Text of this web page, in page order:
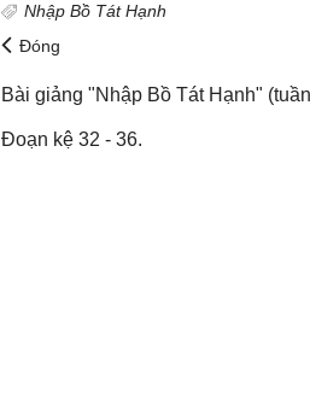
Nhập Bồ Tát Hạnh
Đóng
Bài giảng "Nhập Bồ Tát Hạnh"
Đoạn kệ 32 - 36.